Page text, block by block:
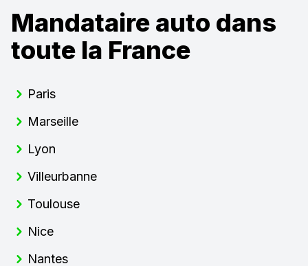
Mandataire auto dans
toute la France
Paris
Marseille
Lyon
Villeurbanne
Toulouse
Nice
Nantes